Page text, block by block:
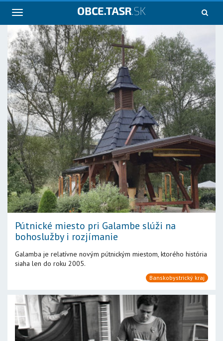
Navigácia
Pútnické miesto pri Galambe slúži na
bohoslužby i rozjímanie
Galamba je relatívne novým pútnickým miestom, ktorého história
siaha len do roku 2005.
Banskobystrický kraj